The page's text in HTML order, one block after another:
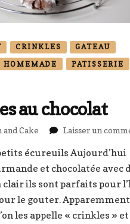
CRINKLES
GATEAU
HOMEMADE
PATISSERIE
au chocolat
and Cake Laisser un
écureuils Aujourd’hui
et chocolatée avec
clair ils sont parfaits pour
le gouter. Apparemment
les appelle « crinkles »